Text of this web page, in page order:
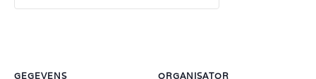
GEGEVENS
ORGANISATOR